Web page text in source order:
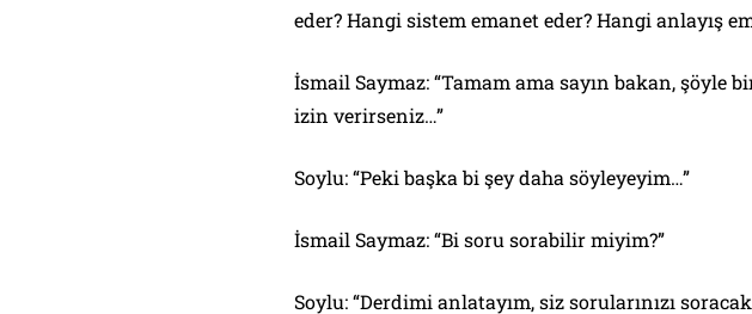
eder? Hangi sistem emanet eder? Hangi anlayış
İsmail Saymaz: “Tamam ama sayın bakan, şöyle
izin verirseniz…”
Soylu: “Peki başka bi şey daha söyleyeyim…”
İsmail Saymaz: “Bi soru sorabilir miyim?”
Soylu: “Derdimi anlatayım, siz sorularınızı